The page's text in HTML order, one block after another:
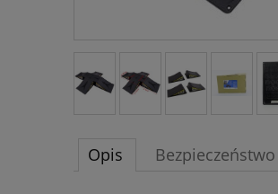
Opis Bezpieczeństwo